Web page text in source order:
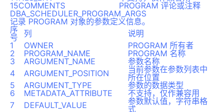
15COMMENTS
PROGRAM 评论或注释
DBA_SCHEDULER_PROGRAM_ARGS
记录 PROGRAM 对象的参数定义信息。
序
号
列
说明
1
OWNER
PROGRAM 所有者
2
PROGRAM_NAME
PROGRAM 名称
3
ARGUMENT_NAME
参数名称
4
ARGUMENT_POSITION
当前参数在参数列表中
所在位置
5
ARGUMENT_TYPE
参数的数据类型
6
METADATA_ATTRIBUTE
不支持，仅作兼容用
7
DEFAULT_VALUE
参数默认值，字符串格
式